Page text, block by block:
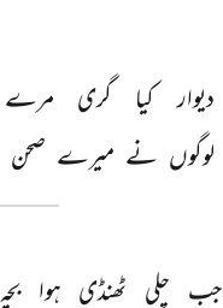
دیوار کیا گری مرے
لوگوں نے میرے صحن
جب چلی ٹھنڈی ہوا بچہ